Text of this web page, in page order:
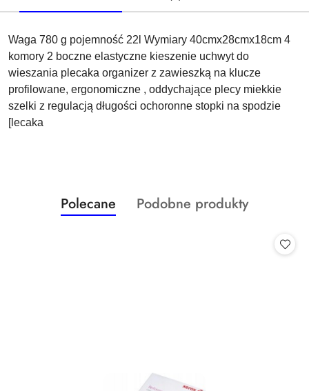
Waga 780 g pojemność 22l Wymiary 40cmx28cmx18cm 4
komory 2 boczne elastyczne kieszenie uchwyt do
wieszania plecaka organizer z zawieszką na klucze
profilowane, ergonomiczne , oddychające plecy miekkie
szelki z regulacją długości ochoronne stopki na spodzie
[lecaka
Pomiń karuzelę produktów
Produkty
o
Polecane
Produkty
Podobne produkty